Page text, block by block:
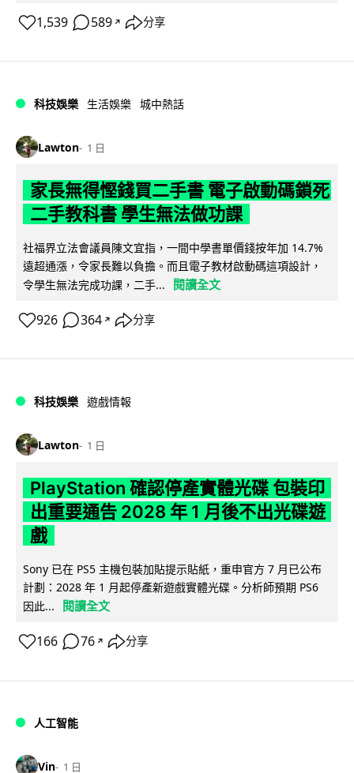
1,539 589 ↗ 分享
科技娛樂 生活娛樂 城中熱話
Lawton 1 日
家長無得慳錢買二手書 電子啟動碼鎖死
二手教科書 學生無法做功課
社福界立法會議員陳文宜指，一間中學書單價錢按年加 14.7%
遠超通漲，令家長難以負擔。而且電子教材啟動碼這項設計，
令學生無法完成功課，二手...
閱讀全文
926 364 ↗ 分享
科技娛樂 遊戲情報
Lawton 1 日
PlayStation 確認停產實體光碟 包裝印
出重要通告 2028 年 1 月後不出光碟遊
戲
Sony 已在 PS5 主機包裝加貼提示貼紙，重申官方 7 月已公布
計劃：2028 年 1 月起停產新遊戲實體光碟。分析師預期 PS6
因此...
閱讀全文
166 76 ↗ 分享
人工智能
Vin 1 日